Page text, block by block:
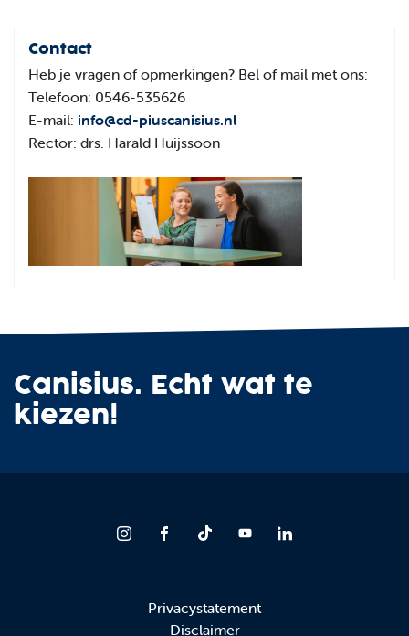
Contact
Heb je vragen of opmerkingen? Bel of mail met ons:
Telefoon: 0546-535626
E-mail: info@cd-piuscanisius.nl
Rector: drs. Harald Huijssoon
Canisius. Echt wat te
kiezen!
Privacystatement
Disclaimer